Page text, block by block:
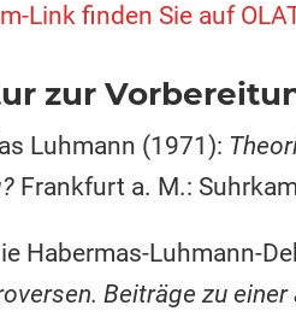
Link finden Sie auf
zur
Luhmann (1971):
Frankfurt a. M.:
Habermas-Luhmann-
Beiträge zu